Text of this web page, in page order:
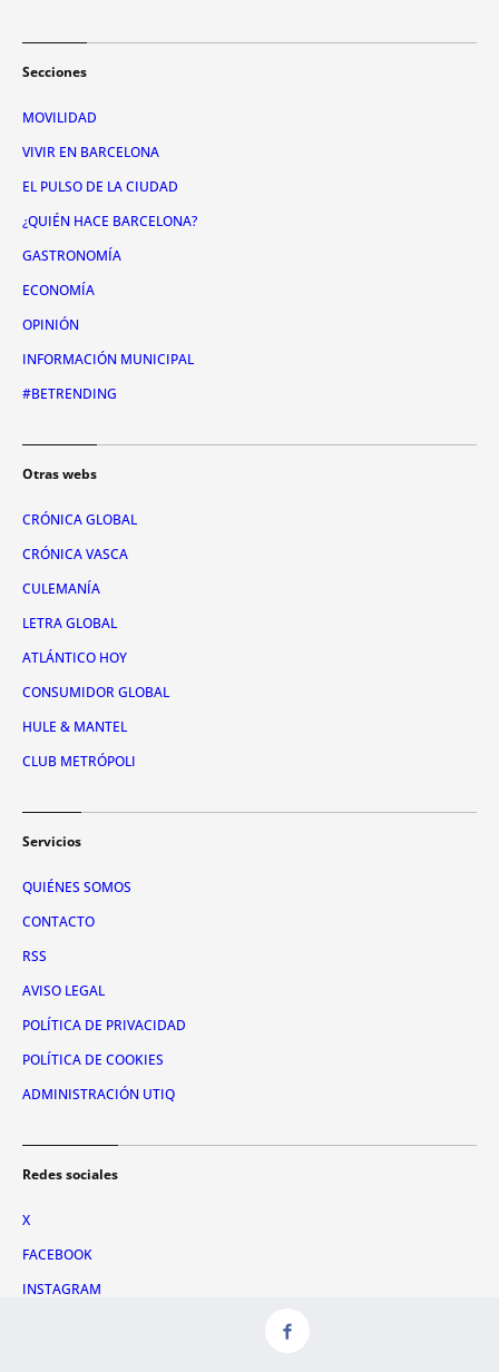
Secciones
MOVILIDAD
VIVIR EN BARCELONA
EL PULSO DE LA CIUDAD
¿QUIÉN HACE BARCELONA?
GASTRONOMÍA
ECONOMÍA
OPINIÓN
INFORMACIÓN MUNICIPAL
#BETRENDING
Otras webs
CRÓNICA GLOBAL
CRÓNICA VASCA
CULEMANÍA
LETRA GLOBAL
ATLÁNTICO HOY
CONSUMIDOR GLOBAL
HULE & MANTEL
CLUB METRÓPOLI
Servicios
QUIÉNES SOMOS
CONTACTO
RSS
AVISO LEGAL
POLÍTICA DE PRIVACIDAD
POLÍTICA DE COOKIES
ADMINISTRACIÓN UTIQ
Redes sociales
X
FACEBOOK
INSTAGRAM